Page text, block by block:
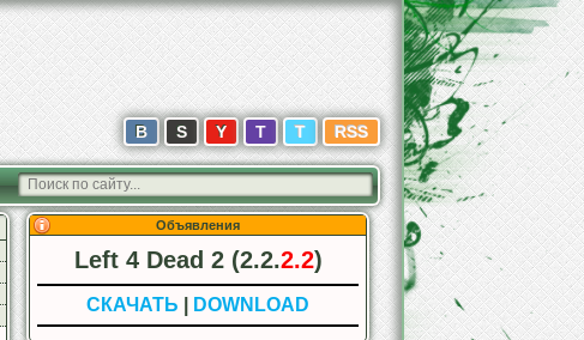
В S Y T T RSS
Объявления
Left 4 Dead 2 (2.2.2.2)
СКАЧАТЬ DOWNLOAD